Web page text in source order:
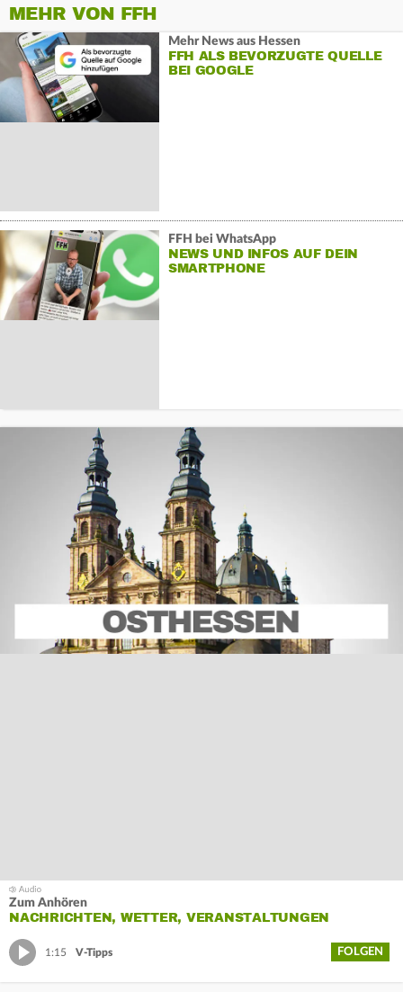
MEHR VON FFH
Mehr News aus Hessen
FFH ALS BEVORZUGTE QUELLE
BEI GOOGLE
FFH bei WhatsApp
NEWS UND INFOS AUF DEIN
SMARTPHONE
Zum Anhören
NACHRICHTEN, WETTER, VERANSTALTUNGEN
1:15 V-Tipps FOLGEN